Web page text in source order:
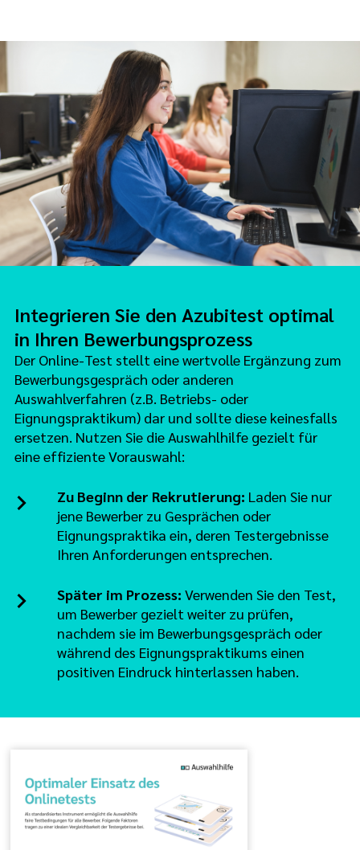
Integrieren Sie den Azubitest optimal
in Ihren Bewerbungsprozess
Der Online-Test stellt eine wertvolle Ergänzung zum
Bewerbungsgespräch oder anderen
Auswahlverfahren (z.B. Betriebs- oder
Eignungspraktikum) dar und sollte diese keinesfalls
ersetzen. Nutzen Sie die Auswahlhilfe gezielt für
eine effiziente Vorauswahl:
Zu Beginn der Rekrutierung: Laden Sie nur
jene Bewerber zu Gesprächen oder
Eignungspraktika ein, deren Testergebnisse
Ihren Anforderungen entsprechen.
Später im Prozess:Verwenden Sie den Test,
um Bewerber gezielt weiter zu prüfen,
nachdem sie im Bewerbungsgespräch oder
während des Eignungspraktikums einen
positiven Eindruck hinterlassen haben.